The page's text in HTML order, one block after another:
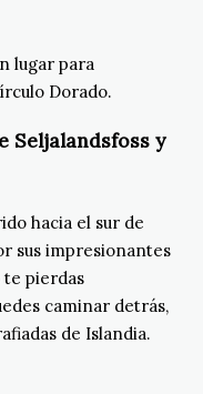
lugar para
Dorado.
Seljalandsfoss y
hacia el sur de
sus impresionantes
te pierdas
caminar detrás,
de Islandia.